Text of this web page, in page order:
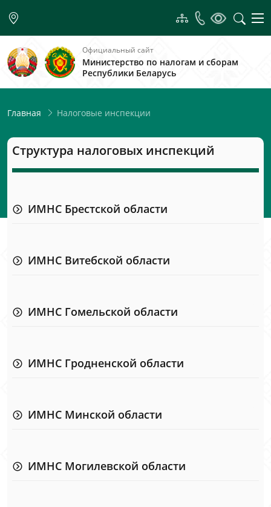
Официальный сайт
Министерство по налогам и сборам
Республики Беларусь
Главная Налоговые инспекции
Структура налоговых инспекций
ИМНС Брестской области
ИМНС Витебской области
ИМНС Гомельской области
ИМНС Гродненской области
ИМНС Минской области
ИМНС Могилевской области